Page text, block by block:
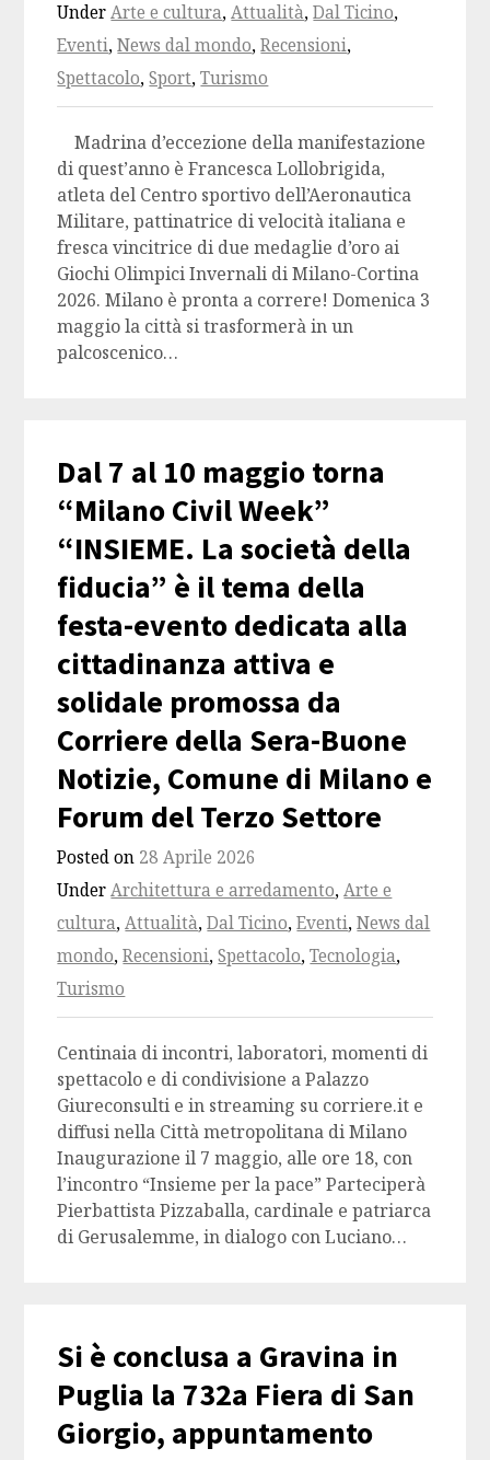
UnderArte e cultura,Attualità,Dal Ticino,
Eventi,News dal mondo,Recensioni,
Spettacolo,Sport,Turismo
Madrina d’eccezione della manifestazione
di quest’anno è Francesca Lollobrigida,
atleta del Centro sportivo dell’Aeronautica
Militare, pattinatrice di velocità italiana e
fresca vincitrice di due medaglie d’oro ai
Giochi Olimpici Invernali di Milano-Cortina
2026. Milano è pronta a correre! Domenica 3
maggio la città si trasformerà in un
palcoscenico…
Dal 7 al 10 maggio torna
“Milano Civil Week”
“INSIEME. La società della
fiducia” è il tema della
festa-evento dedicata alla
cittadinanza attiva e
solidale promossa da
Corriere della Sera-Buone
Notizie, Comune di Milano e
Forum del Terzo Settore
Posted on 28 Aprile 2026
UnderArchitettura e arredamento,Arte e
cultura,Attualità,Dal Ticino,Eventi,News dal
mondo,Recensioni,Spettacolo,Tecnologia,
Turismo
Centinaia di incontri, laboratori, momenti di
spettacolo e di condivisione a Palazzo
Giureconsulti e in streaming su corriere.it e
diffusi nella Città metropolitana di Milano
Inaugurazione il 7 maggio, alle ore 18, con
l’incontro “Insieme per la pace” Parteciperà
Pierbattista Pizzaballa, cardinale e patriarca
di Gerusalemme, in dialogo con Luciano…
Si è conclusa a Gravina in
Puglia la 732a Fiera di San
Giorgio, appuntamento